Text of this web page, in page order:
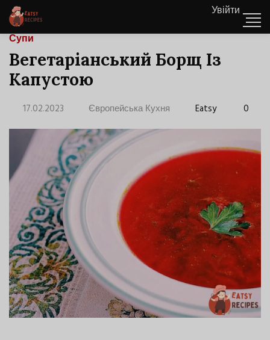
Увійти
Супи
Вегетаріанський Борщ Із
Капустою
17.02.2023 Європейська Кухня Eatsy 0